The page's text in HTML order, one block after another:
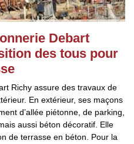
Debart
des tous pour
Richy assure des travaux de
En extérieur, ses maçons
d’allée piétonne, de parking,
aussi béton décoratif. Elle
de terrasse en béton. Pour la